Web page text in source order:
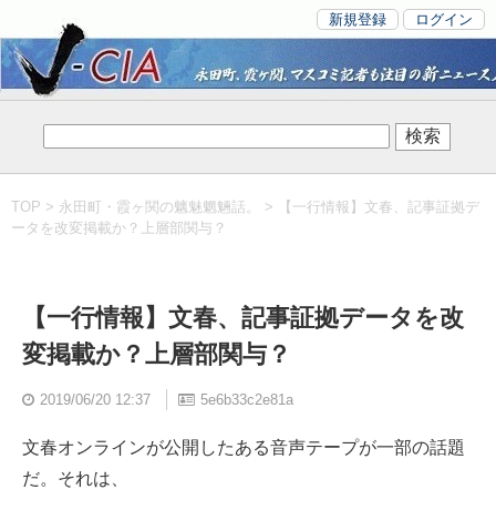
新規登録 ログイン
TOP > 永田町・霞ヶ関の魑魅魍魎話。
> 【一行情報】文春、記事証拠デ
ータを改変掲載か？上層部関与？
【一行情報】文春、記事証拠データを改
変掲載か？上層部関与？
2019/06/20 12:37 5e6b33c2e81a
文春オンラインが公開したある音声テープが一部の話題
だ。それは、